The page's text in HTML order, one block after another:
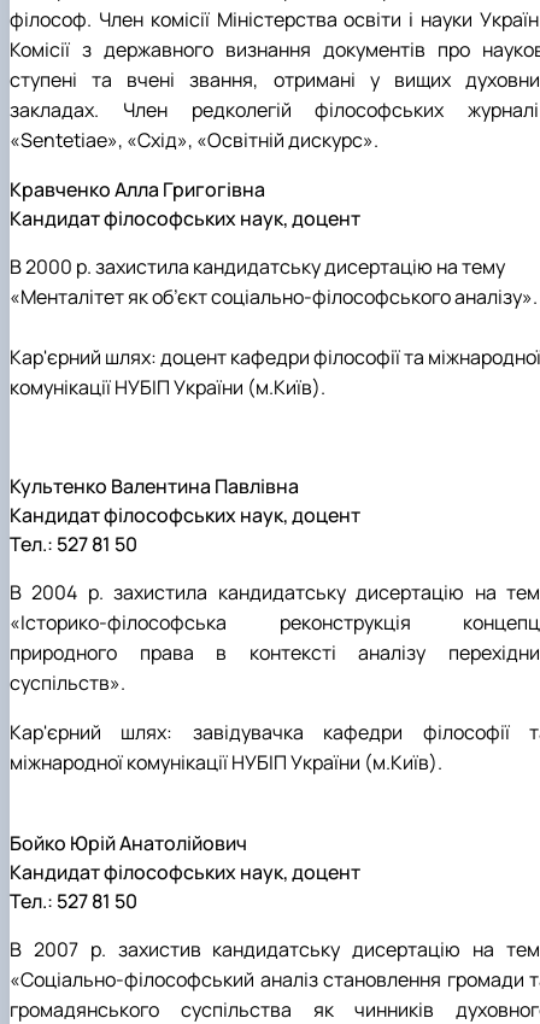
філософ. Член комісії Міністерства освіти і науки
Комісії з державного визнання документів про
ступені та вчені звання, отримані у вищих
закладах. Член редколегій філософських
«Sentetiae», «Схід», «Освітній дискурс».
Кравченко Алла Григогівна
Кандидат філософських наук, доцент
В 2000 р. захистила кандидатську дисертацію на тему
«Менталітет як об’єкт соціально-філософського аналізу».
Кар'єрний шлях: доцент кафедри філософії та міжнародної
комунікації НУБІП України (м.Київ).
Культенко Валентина Павлівна
Кандидат філософських наук, доцент
Тел.: 527 81 50
В 2004 р. захистила кандидатську дисертацію на
«Історико-філософська реконструкція
природного права в контексті аналізу
суспільств».
Кар'єрний шлях: завідувачка кафедри філософії
міжнародної комунікації НУБІП України (м.Київ).
Бойко Юрій Анатолійович
Кандидат філософських наук, доцент
Тел.: 527 81 50
В 2007 р. захистив кандидатську дисертацію на
«Соціально-філософський аналіз становлення громади
громадянського суспільства як чинників